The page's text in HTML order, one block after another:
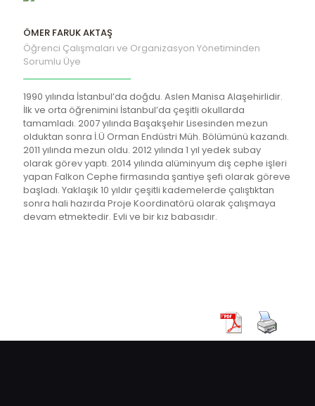
ÖMER FARUK AKTAŞ
Öğrenci Çalışmaları ve Organizasyon Yönetiminden
Sorumlu Üye
1990 yılında İstanbul’da doğdu. Aslen Manisa Alaşehirlidir.
İlk ve orta öğrenimini İstanbul’da çeşitli okullarda
tamamladı. 2007 yılında Başakşehir Lisesinden mezun
olduktan sonra İ.Ü Orman Endüstri Müh. Bölümünü kazandı.
2011 yılında mezun oldu. 2012 yılında 1 yıl yedek subay
olarak görev yaptı. 2014 yılında alüminyum dış cephe işleri
yapan Falkon Cephe firmasında şantiye şefi olarak göreve
başladı. Yaklaşık 10 yıldır çeşitli kademelerde çalıştıktan
sonra hali hazırda Proje Koordinatörü olarak çalışmaya
devam etmektedir. Evli ve bir kız babasıdır.